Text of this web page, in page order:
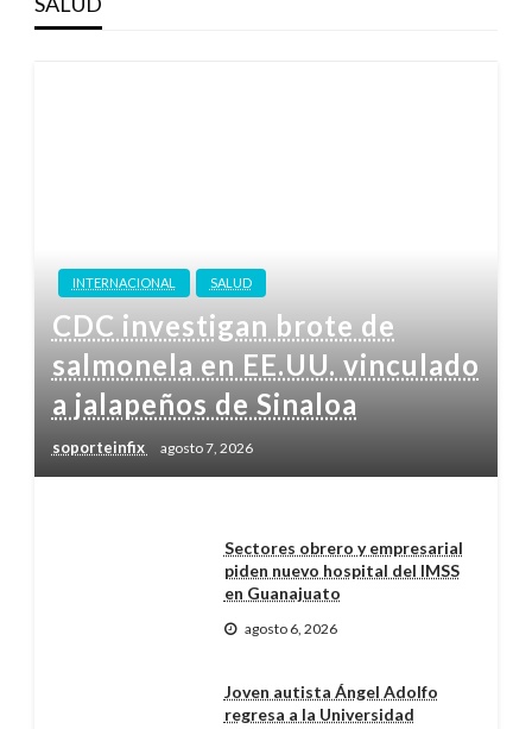
INTERNACIONAL SALUD
CDC investigan brote de
salmonela en EE.UU. vinculado
a jalapeños de Sinaloa
soporteinfix agosto 7, 2026
Sectores obrero y empresarial
piden nuevo hospital del IMSS
en Guanajuato
agosto 6, 2026
Joven autista Ángel Adolfo
regresa a la Universidad